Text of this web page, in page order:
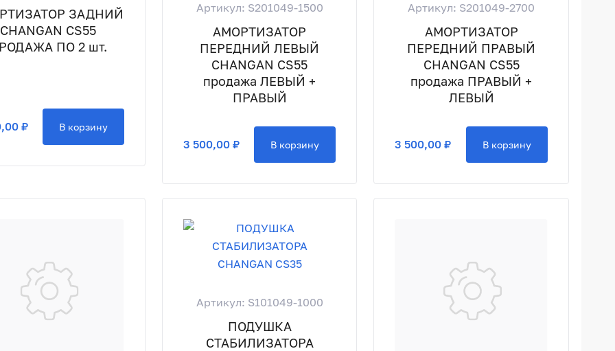
ЗАДНИЙ
CHANGAN CS55
ПО 2 шт.
₽ В корзину
Артикул: S201049-1500
АМОРТИЗАТОР
ПЕРЕДНИЙ ЛЕВЫЙ
CHANGAN CS55
продажа ЛЕВЫЙ +
ПРАВЫЙ
3 500,00 ₽ В корзину
Артикул: S201049-2700
АМОРТИЗАТОР
ПЕРЕДНИЙ ПРАВЫЙ
CHANGAN CS55
продажа ПРАВЫЙ +
ЛЕВЫЙ
3 500,00 ₽ В корзину
Артикул: S101049-1000
ПОДУШКА
СТАБИЛИЗАТОРА